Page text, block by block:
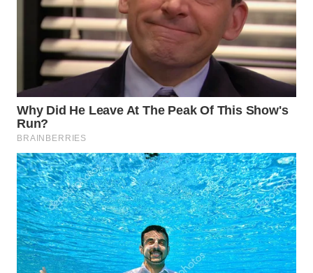
PRIANGAN
TIMUR
WN
SEMARANG
WN
SOLO
WN
BOROBUDUR
WN
MADURA
WN